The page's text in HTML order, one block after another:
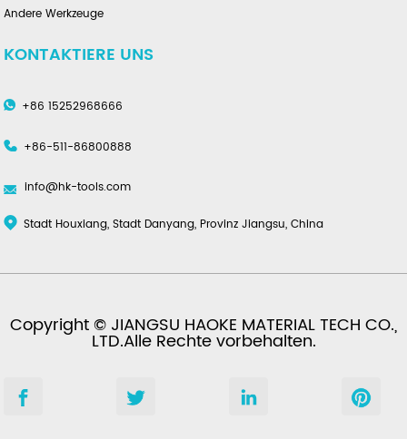
Andere Werkzeuge
KONTAKTIERE UNS
+86 15252968666
+86-511-86800888
info@hk-tools.com
Stadt Houxiang, Stadt Danyang, Provinz Jiangsu, China
Copyright © JIANGSU HAOKE MATERIAL TECH CO.,
LTD.Alle Rechte vorbehalten.